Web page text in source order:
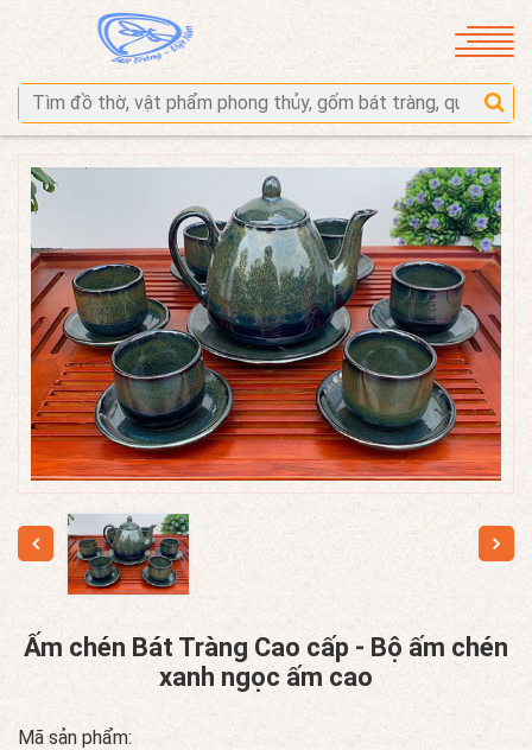
Ấm chén Bát Tràng Cao cấp - Bộ ấm chén
xanh ngọc ấm cao
Mã sản phẩm: